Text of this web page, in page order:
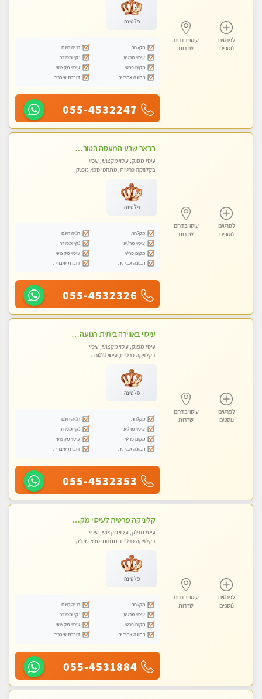
לפרטים
נוספים
עיסוי בדרום
שדרות
פלטינה
מקלחת
חניה חינם
עיסוי מרגיע
נקי ומסודר
מקום פרטי
עיסוי מקצועי
תמונה אמיתית
דוברת עיברית
055-4532247
לפרטים
נוספים
עיסוי בדרום
שדרות
בבאר שבע המעסה הטובה בעיר..
עיסוי מפנק, עיסוי מקצועי, עיסוי
בקלניקה פרטית, מתחמי ספא מפנק,
פלטינה
מקלחת
חניה חינם
עיסוי מרגיע
נקי ומסודר
מקום פרטי
עיסוי מקצועי
תמונה אמיתית
דוברת עיברית
055-4532326
לפרטים
נוספים
עיסוי בדרום
שדרות
עיסוי באווירה ביתית רגועה שקט , עיסוי ספורטיבי משחרר לכל הגוף. מעסה אלופה לעיסוי מפנק מומלץ מאוד ....פרטי!! ללא מין !!
עיסוי מפנק, עיסוי מקצועי, עיסוי
בקלניקה פרטית, עיסוי טנטרה
פלטינה
מקלחת
חניה חינם
עיסוי מרגיע
נקי ומסודר
מקום פרטי
עיסוי מקצועי
תמונה אמיתית
דוברת עיברית
055-4532353
לפרטים
נוספים
עיסוי בדרום
שדרות
קליניקה פרטית לעיסוי מקצועי ואלטרנטיבי ברמה גבוהה VIP תתקשר ..... highly recommended..new in the city
עיסוי מפנק, עיסוי מקצועי, עיסוי
בקלניקה פרטית, מתחמי ספא מפנק,
פלטינה
מקלחת
חניה חינם
עיסוי מרגיע
נקי ומסודר
מקום פרטי
עיסוי מקצועי
תמונה אמיתית
דוברת עיברית
055-4531884